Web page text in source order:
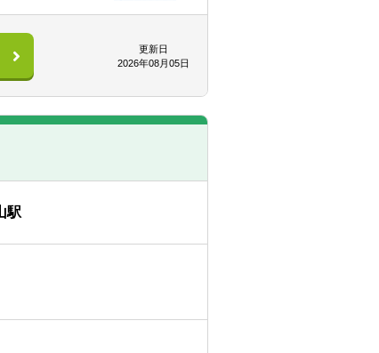
素養を身に付けていただくこと
けて様々な角度から貢献できる
む際のパートナーとしてクライ
解決に必要なソリューション開
います。
性を踏まえながら、全国のメン
社出身者、ITベンダー出身
す。直近でも、公認会計士資格
日本の明日を動かす業務に従事
い想いをお持ちである
計
グ、経営課題への落とし込み
りません。
されています。このような中で
更新日
2026年08月05日
駅